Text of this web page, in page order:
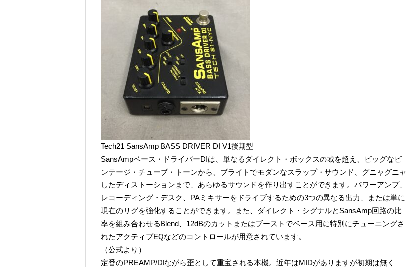
Tech21 SansAmp BASS DRIVER DI V1後期型
SansAmpベース・ドライバーDIは、単なるダイレクト・ボックスの域を超え、ビッグなビ
ンテージ・チューブ・トーンから、ブライトでモダンなスラップ・サウンド、グニャグニャ
したディストーションまで、あらゆるサウンドを作り出すことができます。パワーアンプ、
レコーディング・デスク、PAミキサーをドライブするための3つの異なる出力、または単に
現在のリグを強化することができます。また、ダイレクト・シグナルとSansAmp回路の比
率を組み合わせるBlend、12dBのカットまたはブーストでベース用に特別にチューニングさ
れたアクティブEQなどのコントロールが用意されています。
（公式より）
定番のPREAMP/DIながら歪として重宝される本機。近年はMIDがありますが初期は無く